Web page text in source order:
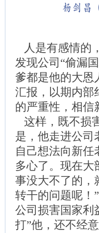
人是有感情的
发现公司“偷漏
爹都是他的大恩
汇报，以期内部
的严重性，相信
这样，既不损
是，他走进公司
自己想法向新任
多心了。现在大
事没大不了的，
转干的问题呢！
公司损害国家利
打”他，还不经